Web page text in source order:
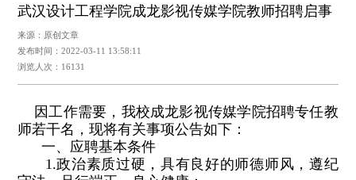
武汉设计工程学院成龙影视传媒学院教师招聘启事
来源：原创文章
发布时间：2022-03-11 13:58:11
浏览人次：16131
因工作需要，我校成龙影视传媒学院招聘专任教
师若干名，现将有关事项公告如下：
一、应聘基本条件
1.政治素质过硬，具有良好的师德师风，遵纪